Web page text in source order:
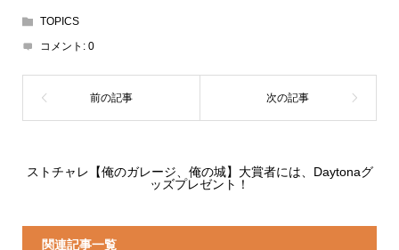
TOPICS
コメント: 0
ストチャレ【俺のガレージ、俺の城】大賞者には、Daytonaグ
ッズプレゼント！
関連記事一覧